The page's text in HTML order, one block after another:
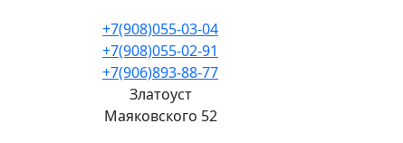
+7(908)055-03-04
+7(908)055-02-91
+7(906)893-88-77
Златоуст
Маяковского 52